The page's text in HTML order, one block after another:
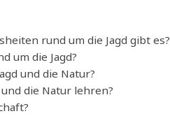
rund um die Jagd gibt es?
um die Jagd?
und die Natur?
die Natur lehren?